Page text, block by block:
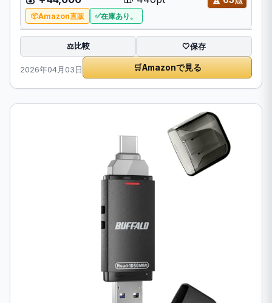
Amazon直販 在庫あり。
⚖️比較 🤍保存
2026年04月03日 🛒Amazonで見る